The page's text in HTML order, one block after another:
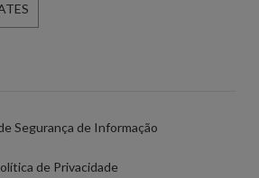
Segurança de Informação
de Privacidade